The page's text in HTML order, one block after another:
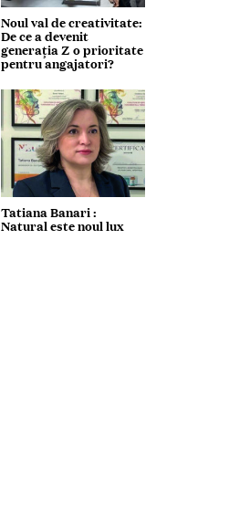
Noul val de creativitate:
De ce a devenit
generația Z o prioritate
pentru angajatori?
Tatiana Banari :
Natural este noul lux